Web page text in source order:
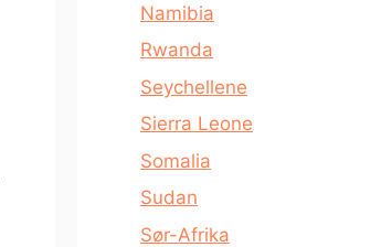
Namibia
Rwanda
Seychellene
Sierra Leone
Somalia
Sudan
Sør-Afrika